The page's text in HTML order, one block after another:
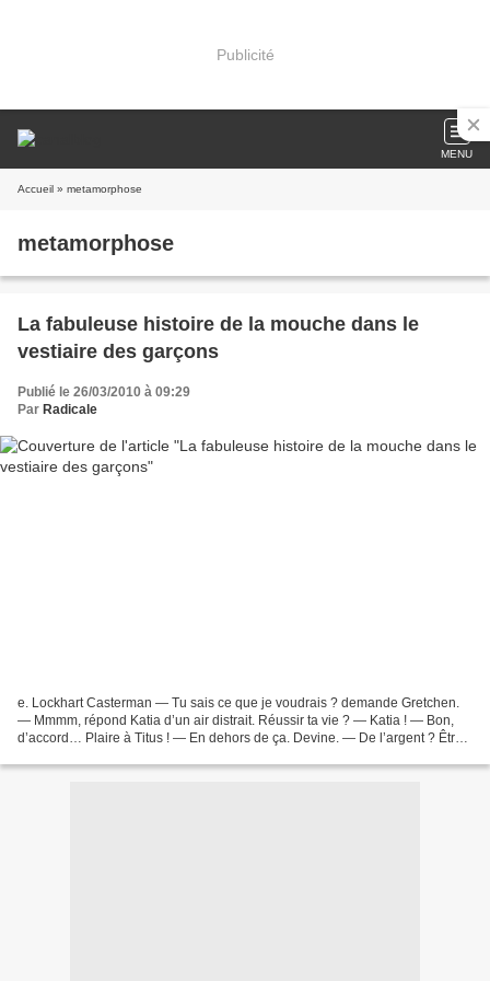
Publicité
MENU
Accueil » metamorphose
metamorphose
La fabuleuse histoire de la mouche dans le
vestiaire des garçons
Publié le 26/03/2010 à 09:29
Par Radicale
e. Lockhart Casterman — Tu sais ce que je voudrais ? demande Gretchen.
— Mmmm, répond Katia d’un air distrait. Réussir ta vie ? — Katia ! — Bon,
d’accord… Plaire à Titus ! — En dehors de ça. Devine. — De l’argent ? Être